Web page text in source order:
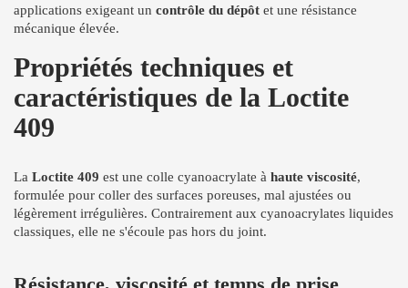
applications exigeant un contrôle du dépôt et une résistance
mécanique élevée.
Propriétés techniques et
caractéristiques de la Loctite
409
La Loctite 409 est une colle cyanoacrylate à haute viscosité,
formulée pour coller des surfaces poreuses, mal ajustées ou
légèrement irrégulières. Contrairement aux cyanoacrylates liquides
classiques, elle ne s'écoule pas hors du joint.